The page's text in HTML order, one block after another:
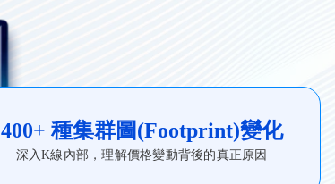
400+ 種集群圖(Footprint)變化
深入K線內部，理解價格變動背後的真正原因